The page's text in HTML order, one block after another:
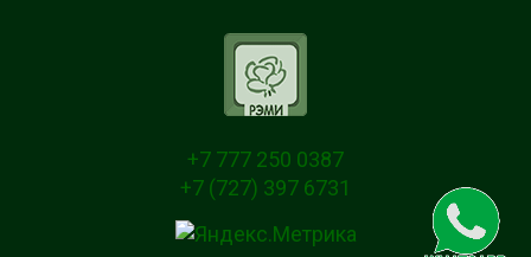
+7 777 250 0387
+7 (727) 397 6731